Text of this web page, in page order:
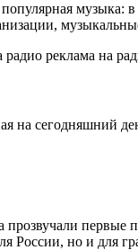
музыка:
сегодняшний
прозвучали
России, но и для